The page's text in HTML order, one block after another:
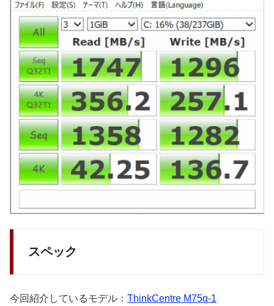
スペック
今回紹介しているモデル： ThinkCentre M75q-1